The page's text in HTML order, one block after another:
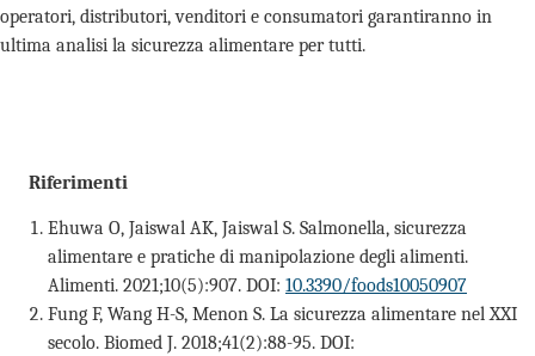
operatori, distributori, venditori e consumatori garantiranno in
ultima analisi la sicurezza alimentare per tutti.
Riferimenti
Ehuwa O, Jaiswal AK, Jaiswal S. Salmonella, sicurezza
alimentare e pratiche di manipolazione degli alimenti.
Alimenti. 2021;10(5):907. DOI: 10.3390/foods10050907
Fung F, Wang H-S, Menon S. La sicurezza alimentare nel XXI
secolo. Biomed J. 2018;41(2):88-95. DOI: